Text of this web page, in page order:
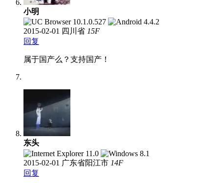
小明
2015-02-01 四川省 15F
回复
属于国产么？支持国产！
东头
2015-02-01 广东省阳江市 14F
回复